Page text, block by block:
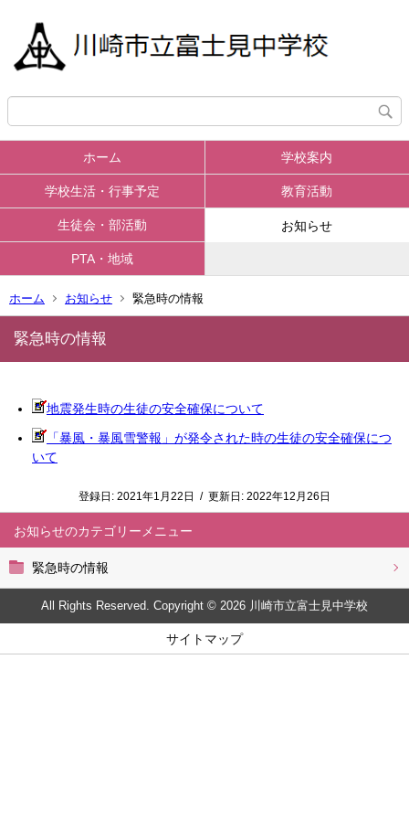
ホーム 学校案内
学校生活・行事予定 教育活動
生徒会・部活動 お知らせ
PTA・地域
ホーム お知らせ 緊急時の情報
お知らせ
緊急時の情報
緊急時の情報
地震発生時の生徒の安全確保について
「暴風・暴風雪警報」が発令された時の生徒の安全確保につ
いて
登録日: 2021年1月22日 / 更新日: 2022年12月26日
All Rights Reserved. Copyright © 2026 川崎市立富士見中学校
サイトマップ